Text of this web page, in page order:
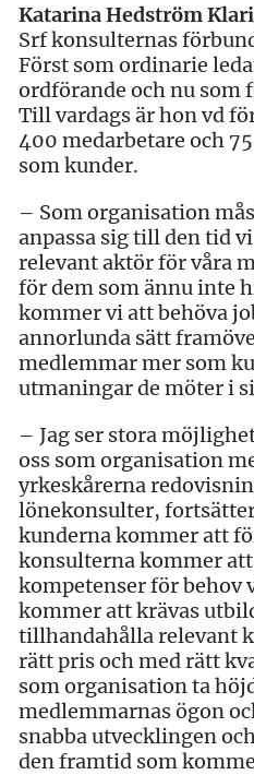
Katarina Hedström
Srf konsulternas
Först som ordinarie
ordförande och nu som
Till vardags är hon vd
400 medarbetare och
som kunder.
– Som organisation
anpassa sig till den tid
relevant aktör för våra
för dem som ännu inte
kommer vi att behöva
annorlunda sätt
medlemmar mer som
utmaningar de möter i
– Jag ser stora
oss som organisation
yrkeskårerna
lönekonsulter,
kunderna kommer att
konsulterna kommer
kompetenser för behov
kommer att krävas
tillhandahålla relevant
rätt pris och med rätt
som organisation ta
medlemmarnas ögon
snabba utvecklingen
den framtid som